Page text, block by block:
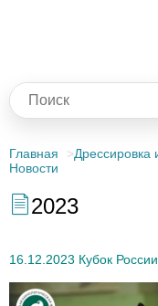
Главная Дрессировка
Новости
2023
16.12.2023 Кубок